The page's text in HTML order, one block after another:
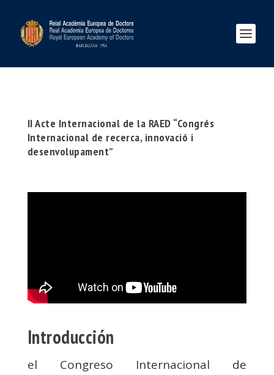
II Acte Internacional de la RAED “Congrés
Internacional de recerca, innovació i
desenvolupament”
Introducción
el Congreso Internacional de